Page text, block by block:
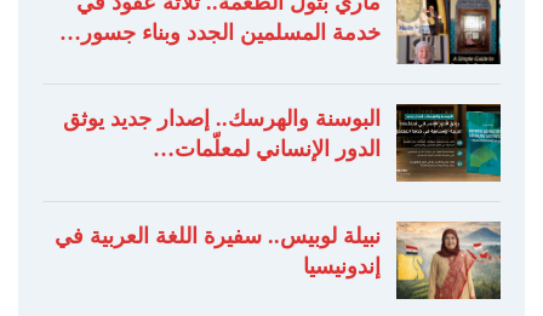
خدمة المسلمين الجدد وبناء جسور…
البوسنة والهرسك.. إصدار جديد يوثق
الدور الإنساني لمعلّمات…
نبيلة لوبيس.. سفيرة اللغة العربية في
إندونيسيا